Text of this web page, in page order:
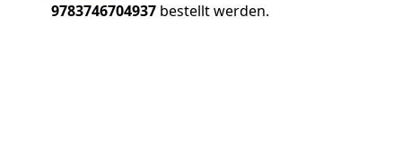
9783746704937 bestellt werden.